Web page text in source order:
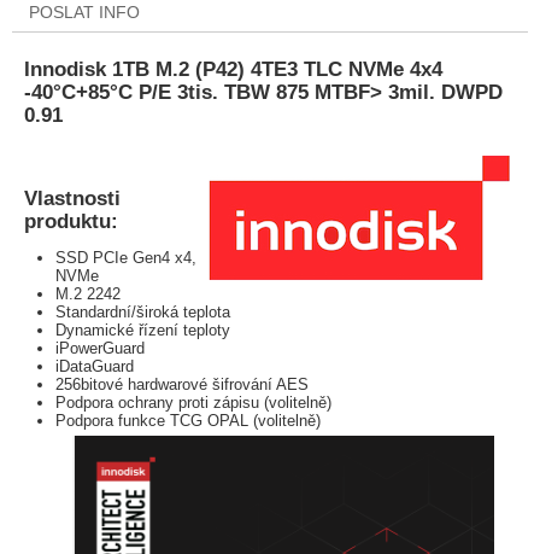
POSLAT INFO
Innodisk 1TB M.2 (P42) 4TE3 TLC NVMe 4x4
-40°C+85°C P/E 3tis. TBW 875 MTBF> 3mil. DWPD
0.91
Vlastnosti
produktu:
SSD PCIe Gen4 x4,
NVMe
M.2 2242
Standardní/široká teplota
Dynamické řízení teploty
iPowerGuard
iDataGuard
256bitové hardwarové šifrování AES
Podpora ochrany proti zápisu (volitelně)
Podpora funkce TCG OPAL (volitelně)